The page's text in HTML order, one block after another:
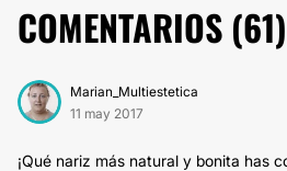
COMENTARIOS (61)
Marian_Multiestetica
11 may 2017
¡Qué nariz más natural y bonita has